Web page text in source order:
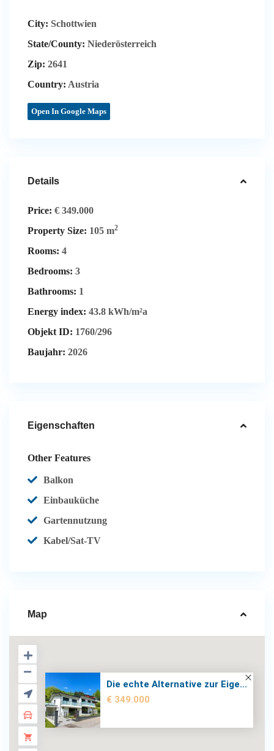
City: Schottwien
State/County: Niederösterreich
Zip: 2641
Country: Austria
Open In Google Maps
Details
Price: € 349.000
Property Size: 105 m2
Rooms: 4
Bedrooms: 3
Bathrooms: 1
Energy index: 43.8 kWh/m²a
Objekt ID: 1760/296
Baujahr: 2026
Eigenschaften
Other Features
Balkon
Einbauküche
Gartennutzung
Kabel/Sat-TV
Map
Die echte Alternative zur Eige...
€ 349.000